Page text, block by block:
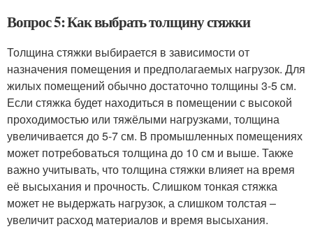
Вопрос 5: Как выбрать толщину стяжки
Толщина стяжки выбирается в зависимости от
назначения помещения и предполагаемых нагрузок. Для
жилых помещений обычно достаточно толщины 3-5 см.
Если стяжка будет находиться в помещении с высокой
проходимостью или тяжёлыми нагрузками, толщина
увеличивается до 5-7 см. В промышленных помещениях
может потребоваться толщина до 10 см и выше. Также
важно учитывать, что толщина стяжки влияет на время
её высыхания и прочность. Слишком тонкая стяжка
может не выдержать нагрузок, а слишком толстая –
увеличит расход материалов и время высыхания.